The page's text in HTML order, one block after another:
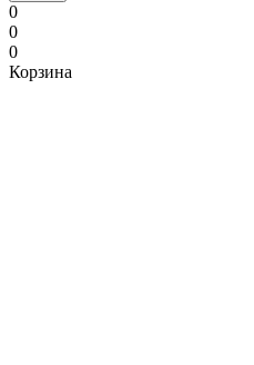
0
0
0
Корзина